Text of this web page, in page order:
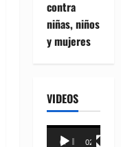
contra
niñas, niños
y mujeres
VIDEOS
Reproductor
00:00 02:18